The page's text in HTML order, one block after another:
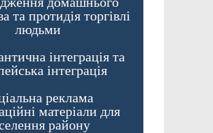
та протидія торгівлі
людьми
інтеграція та
інтеграція
реклама
матеріали для
району